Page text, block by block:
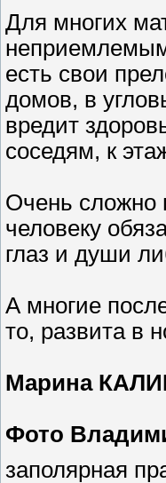
Для многих
есть свои
домов, в
вредит
соседям, к
Очень сложно
человеку
глаз и души
А многие
то, развита в
Марина
Фото
заполярная